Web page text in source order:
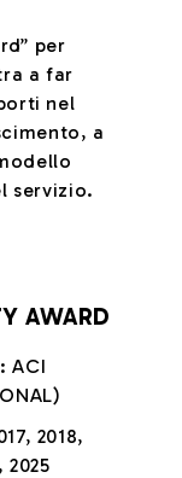
per
a far
nel
a
servizio.
AWARD
ACI
2018,
2025